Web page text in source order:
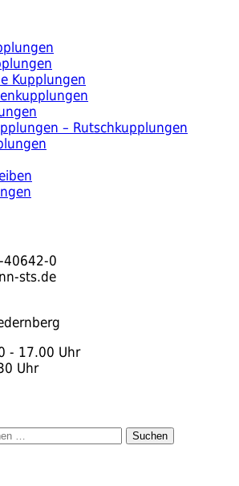
Kupplungen
– Rutschkupplungen
0
sts.de
- 17.00 Uhr
Uhr